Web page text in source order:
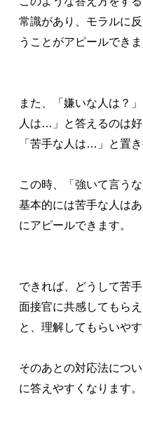
常識があり、モラルに
うことがアピールできま
また、「嫌いな人は？
人は…」と答えるのは好
「苦手な人は…」と置
この時、「強いて言う
基本的には苦手な人は
にアピールできます。
できれば、どうして苦
面接官に共感してもら
と、理解してもらいやす
そのあとの対応法につ
に答えやすくなります。